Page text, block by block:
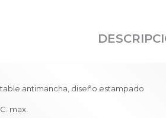
antimancha, diseño estampado
max.